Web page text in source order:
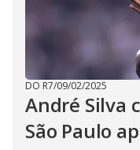
DO R7/09/02/2025
André Silva
São Paulo